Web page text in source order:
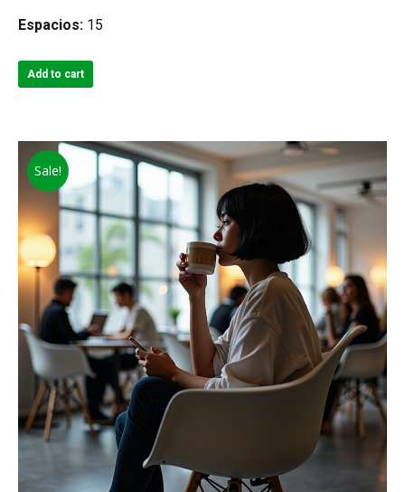
Espacios: 15
Add to cart
Sale!